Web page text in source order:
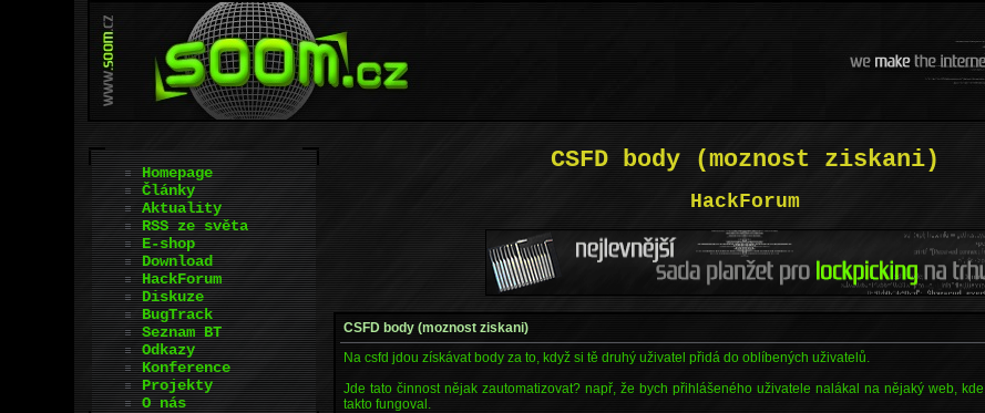
CSFD body (moznost ziskani)
HackForum
CSFD body (moznost ziskani)
Na csfd jdou získávat body za to, když si tě druhý uživatel přidá do oblíbených uživatelů.
Jde tato činnost nějak zautomatizovat? např, že bych přihlášeného uživatele nalákal na nějaký web,
takto fungoval.
Homepage
Články
Aktuality
RSS ze světa
E-shop
Download
HackForum
Diskuze
BugTrack
Seznam BT
Odkazy
Konference
Projekty
O nás